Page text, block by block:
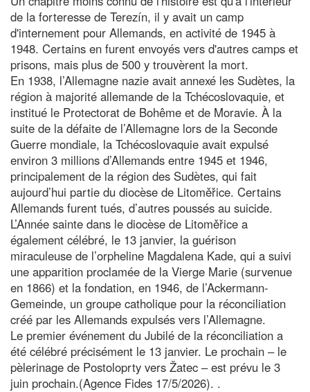
de la forteresse de Terezín, il y avait un camp
d'internement pour Allemands, en activité de 1945 à
1948. Certains en furent envoyés vers d'autres camps et
prisons, mais plus de 500 y trouvèrent la mort.
En 1938, l’Allemagne nazie avait annexé les Sudètes, la
région à majorité allemande de la Tchécoslovaquie, et
institué le Protectorat de Bohême et de Moravie. À la
suite de la défaite de l’Allemagne lors de la Seconde
Guerre mondiale, la Tchécoslovaquie avait expulsé
environ 3 millions d’Allemands entre 1945 et 1946,
principalement de la région des Sudètes, qui fait
aujourd’hui partie du diocèse de Litoměřice. Certains
Allemands furent tués, d’autres poussés au suicide.
L’Année sainte dans le diocèse de Litoměřice a
également célébré, le 13 janvier, la guérison
miraculeuse de l’orpheline Magdalena Kade, qui a suivi
une apparition proclamée de la Vierge Marie (survenue
en 1866) et la fondation, en 1946, de l’Ackermann-
Gemeinde, un groupe catholique pour la réconciliation
créé par les Allemands expulsés vers l’Allemagne.
Le premier événement du Jubilé de la réconciliation a
été célébré précisément le 13 janvier. Le prochain – le
pèlerinage de Postoloprty vers Žatec – est prévu le 3
juin prochain.(Agence Fides 17/5/2026). .